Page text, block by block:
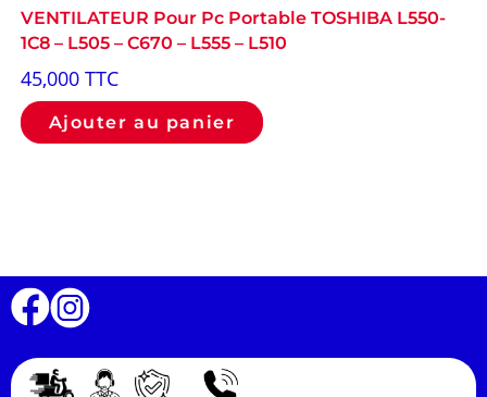
VENTILATEUR Pour Pc Portable TOSHIBA L550-
1C8 – L505 – C670 – L555 – L510
45,000 TTC
Ajouter au panier